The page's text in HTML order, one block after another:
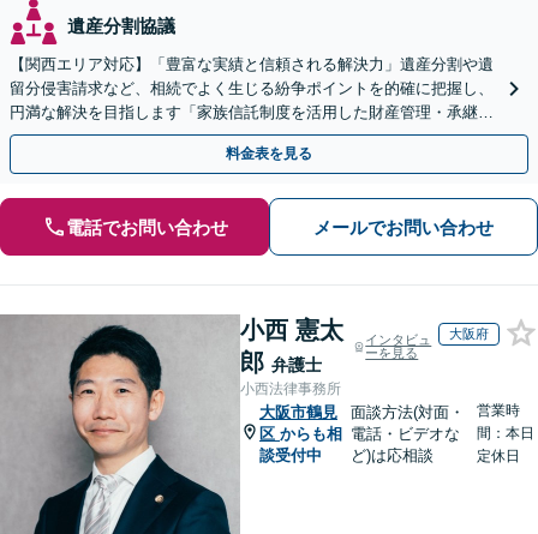
遺産分割協議
【関西エリア対応】「豊富な実績と信頼される解決力」遺産分割や遺
留分侵害請求など、相続でよく生じる紛争ポイントを的確に把握し、
円満な解決を目指します「家族信託制度を活用した財産管理・承継プ
ランのご提案」「次世代へ想いを託す円滑な事業承継」
料金表を見る
電話でお問い合わせ メールでお問い合わせ
小西 憲太
郎 弁護士
インタビュ
ーを見る
大阪府
小西法律事務所
大阪市鶴見
区 からも相
談受付中
面談方法(対面・
電話・ビデオな
ど)は応相談
営業時
間：本日
定休日